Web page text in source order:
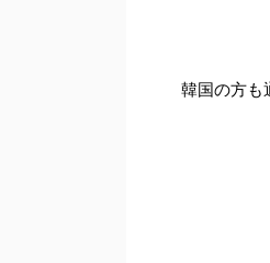
韓国の方も